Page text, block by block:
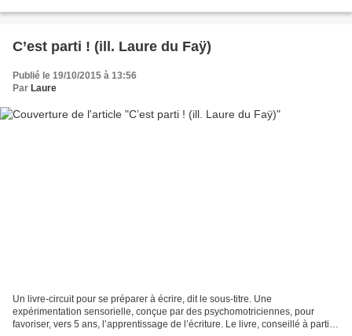
C’est parti ! (ill. Laure du Faÿ)
Publié le 19/10/2015 à 13:56
Par Laure
Un livre-circuit pour se préparer à écrire, dit le sous-titre. Une
expérimentation sensorielle, conçue par des psychomotriciennes, pour
favoriser, vers 5 ans, l’apprentissage de l’écriture. Le livre, conseillé à partir